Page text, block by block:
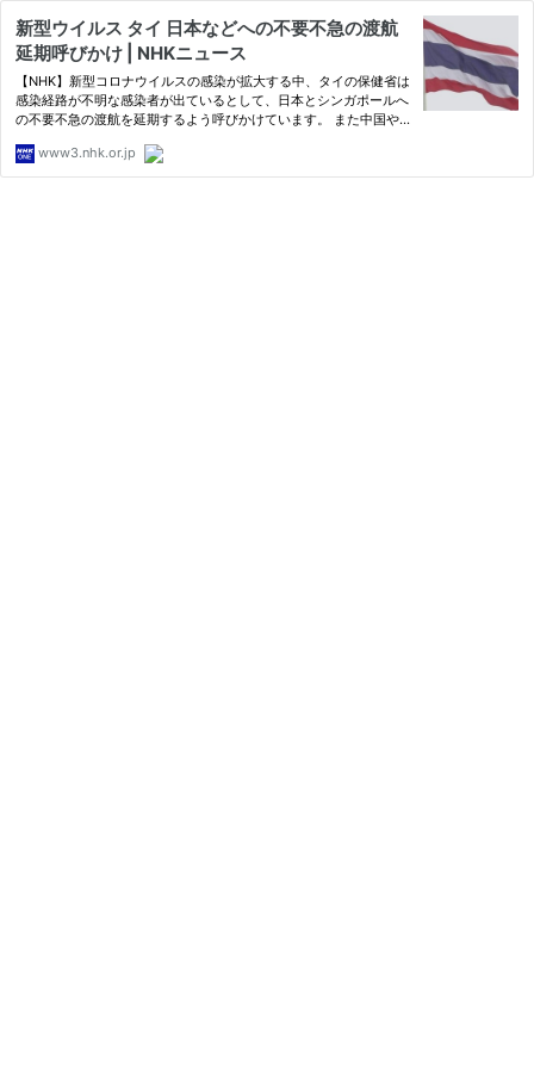
新型ウイルス タイ 日本などへの不要不急の渡航
延期呼びかけ | NHKニュース
【NHK】新型コロナウイルスの感染が拡大する中、タイの保健省は
感染経路が不明な感染者が出ているとして、日本とシンガポールへ
の不要不急の渡航を延期するよう呼びかけています。 また中国や
www3.nhk.or.jp